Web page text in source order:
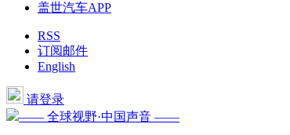
盖世汽车APP
RSS
订阅邮件
English
请登录
—— 全球视野·中国声音 ——